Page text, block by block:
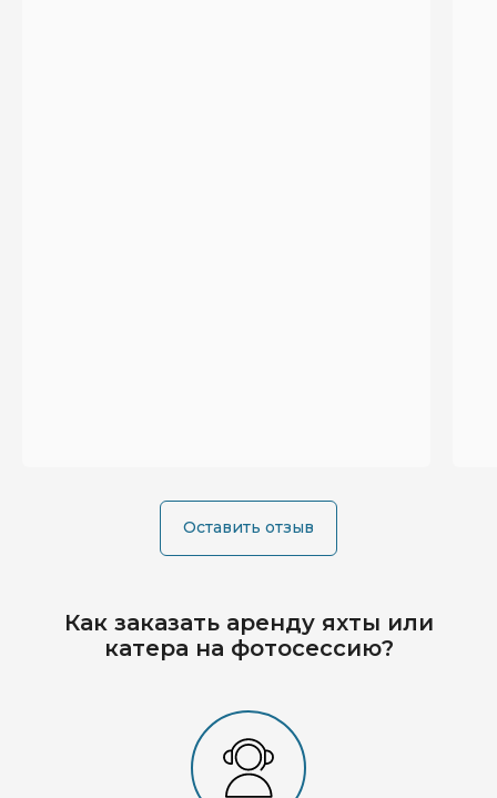
Оставить отзыв
Как заказать аренду яхты или
катера на фотосессию?